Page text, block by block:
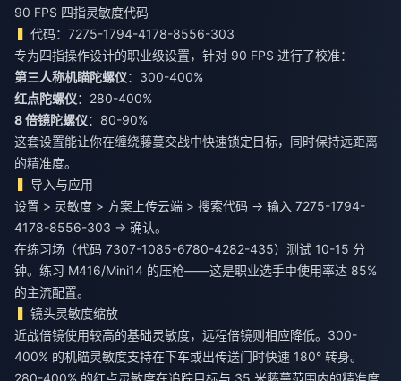
90 FPS 四指灵敏度代码
代码：7275-1794-4178-8556-303
专为四指操作设计的职业级设置，针对 90 FPS 进行了校准：
第三人称机瞄陀螺仪：300-400%
红点陀螺仪：280-400%
8 倍镜陀螺仪：80-90%
这套设置能让你在缠绕藤蔓交战中快速锁定目标，同时保持远距离
的精准度。
导入与应用
设置 > 灵敏度 > 方案上传云端 > 搜索代码 → 输入 7275-1794-
4178-8556-303 → 确认。
在练习场（代码 7307-1085-6780-4282-435）测试 10-15 分
钟。练习 M416/Mini14 的压枪——这是职业选手中使用率达 85%
的主流配置。
镜头灵敏度缩放
近战倍镜使用较高的基础灵敏度，远程倍镜则相应降低。300-
400% 的机瞄灵敏度支持在下车或出传送门时快速 180° 转身。
280-400% 的红点灵敏度在追踪目标与 35 米藤蔓范围内的精准度